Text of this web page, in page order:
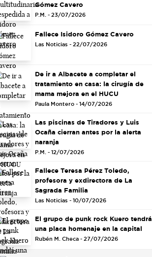
Gómez Cavero
P.M. - 23/07/2026
Fallece Isidoro Gómez Cavero
Las Noticias - 22/07/2026
De ir a Albacete a completar el
tratamiento en casa: la cirugía de
mama mejora en el HUCU
Paula Montero - 14/07/2026
Las piscinas de Tiradores y Luis
Ocaña cierran antes por la alerta
naranja
P.M. - 12/07/2026
Fallece Teresa Pérez Toledo,
profesora y exdirectora de La
Sagrada Familia
Las Noticias - 10/07/2026
El grupo de punk rock Kuero tendrá
una placa homenaje en la capital
Rubén M. Checa - 27/07/2026